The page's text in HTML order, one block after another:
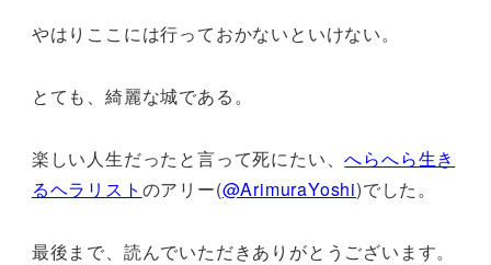
やはりここには行っておかないといけない。
とても、綺麗な城である。
楽しい人生だったと言って死にたい、へらへら生き
るヘラリスト のアリー(@ArimuraYoshi)でした。
最後まで、読んでいただきありがとうございます。